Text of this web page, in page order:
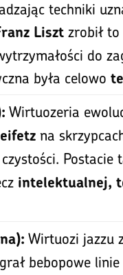
techniki
Liszt zrobił
do
była celowo
Wirtuozeria
na
Postacie
intelektualnej,
Wirtuozi jazzu
bebopowe